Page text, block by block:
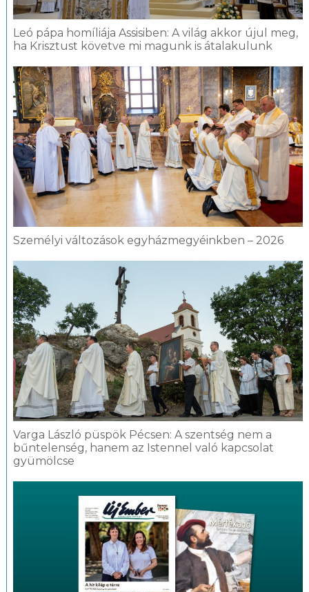
Leó pápa homíliája Assisiben: A világ akkor újul meg,
ha Krisztust követve mi magunk is átalakulunk
Személyi változások egyházmegyéinkben – 2026
Varga László püspök Pécsen: A szentség nem a
bűntelenség, hanem az Istennel való kapcsolat
gyümölcse